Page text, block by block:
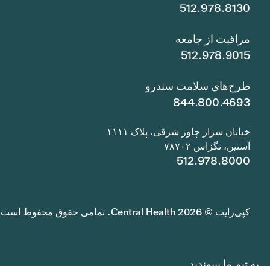
512.978.8130
مراقبت از جامعه
512.978.9015
طرح‌های سلامت سندرو
844.800.4693
خیابان سزار چاوز شرقی، پلاک ۱۱۱۱
آستین، تگزاس ۷۸۷۰۲
512.978.8000
کپی‌رایت © 2026 Central Health. تمامی حقوق محفوظ است.